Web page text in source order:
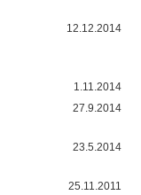
12.12.2014
1.11.2014
27.9.2014
23.5.2014
25.11.2011